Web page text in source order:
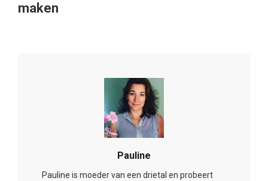
maken
Pauline
Pauline is moeder van een drietal en probeert